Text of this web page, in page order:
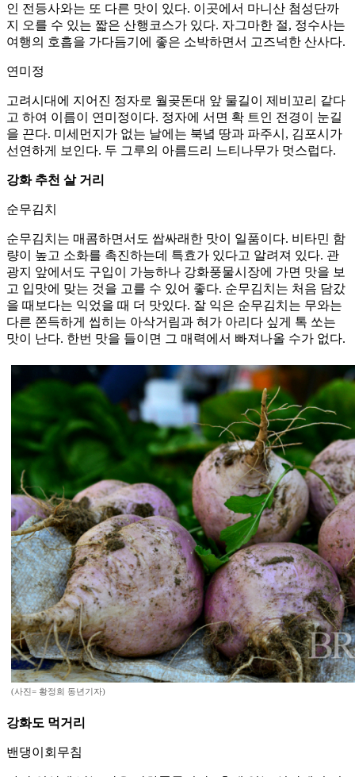
인 전등사와는 또 다른 맛이 있다. 이곳에서 마니산 첨성단까
지 오를 수 있는 짧은 산행코스가 있다. 자그마한 절, 정수사는
여행의 호흡을 가다듬기에 좋은 소박하면서 고즈넉한 산사다.
연미정
고려시대에 지어진 정자로 월곶돈대 앞 물길이 제비꼬리 같다
고 하여 이름이 연미정이다. 정자에 서면 확 트인 전경이 눈길
을 끈다. 미세먼지가 없는 날에는 북녘 땅과 파주시, 김포시가
선연하게 보인다. 두 그루의 아름드리 느티나무가 멋스럽다.
강화 추천 살 거리
순무김치
순무김치는 매콤하면서도 쌉싸래한 맛이 일품이다. 비타민 함
량이 높고 소화를 촉진하는데 특효가 있다고 알려져 있다. 관
광지 앞에서도 구입이 가능하나 강화풍물시장에 가면 맛을 보
고 입맛에 맞는 것을 고를 수 있어 좋다. 순무김치는 처음 담갔
을 때보다는 익었을 때 더 맛있다. 잘 익은 순무김치는 무와는
다른 쫀득하게 씹히는 아삭거림과 혀가 아리다 싶게 톡 쏘는
맛이 난다. 한번 맛을 들이면 그 매력에서 빠져나올 수가 없다.
(사진= 황정희 동년기자)
강화도 먹거리
밴댕이회무침